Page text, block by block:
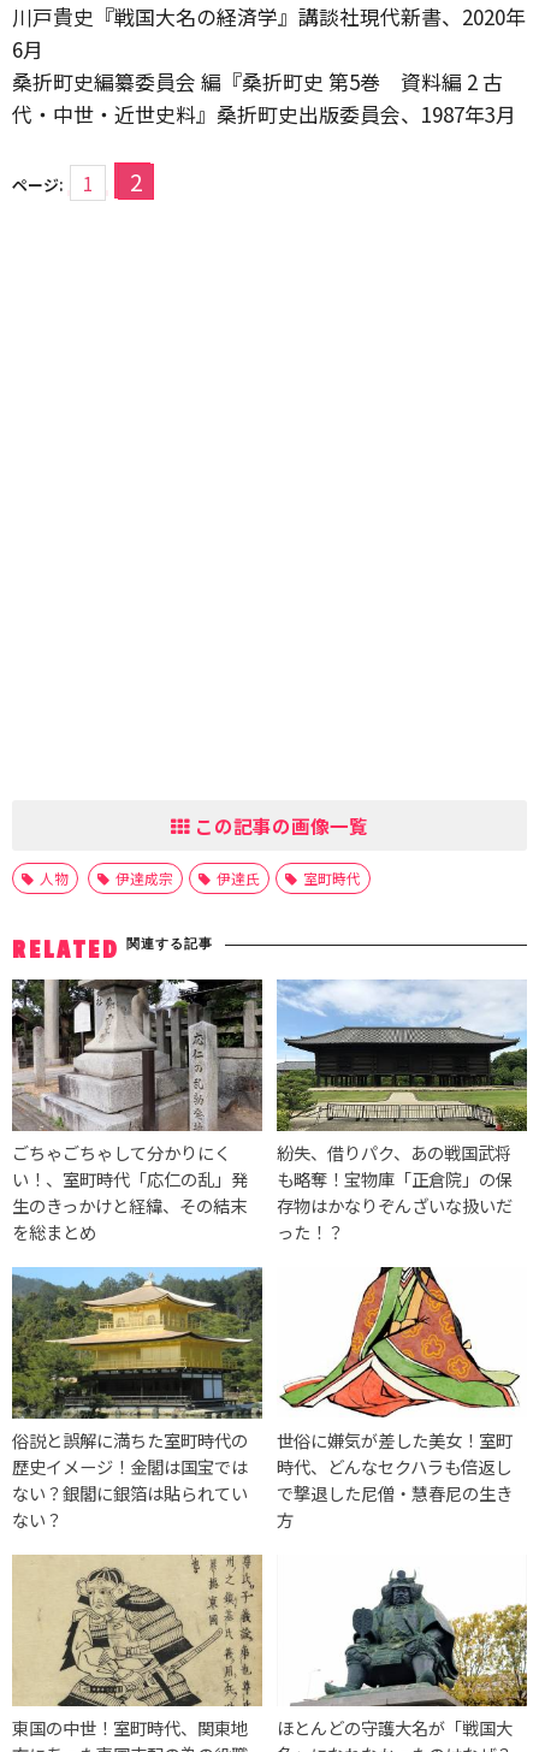
川戸貴史『戦国大名の経済学』講談社現代新書、2020年
6月
桑折町史編纂委員会 編『桑折町史 第5巻 資料編 2 古
代・中世・近世史料』桑折町史出版委員会、1987年3月
ページ: 1 2
この記事の画像一覧
人物 伊達成宗 伊達氏 室町時代
RELATED 関連する記事
ごちゃごちゃして分かりにく
い！、室町時代「応仁の乱」発
生のきっかけと経緯、その結末
を総まとめ
紛失、借りパク、あの戦国武将
も略奪！宝物庫「正倉院」の保
存物はかなりぞんざいな扱いだ
った！？
俗説と誤解に満ちた室町時代の
歴史イメージ！金閣は国宝では
ない？銀閣に銀箔は貼られてい
ない？
世俗に嫌気が差した美女！室町
時代、どんなセクハラも倍返し
で撃退した尼僧・慧春尼の生き
方
東国の中世！室町時代、関東地
ほとんどの守護大名が「戦国大